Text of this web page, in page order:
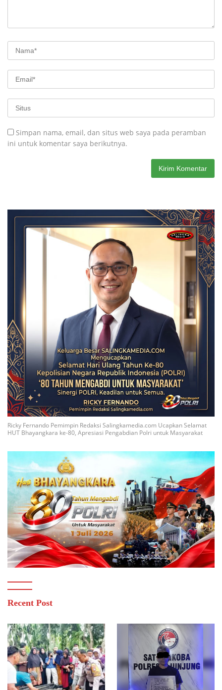
Simpan nama, email, dan situs web saya pada peramban
ini untuk komentar saya berikutnya.
Ricky Fernando Pemimpin Redaksi Salingkamedia.com Ucapkan Selamat
HUT Bhayangkara ke-80, Apresiasi Pengabdian Polri untuk Masyarakat
Recent Post